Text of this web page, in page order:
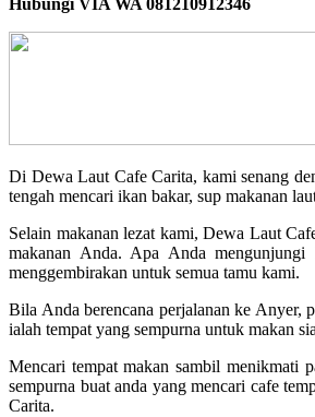
Hubungi VIA WA 081210912346
Di Dewa Laut Cafe Carita, kami senang
tengah mencari ikan bakar, sup makanan
Selain makanan lezat kami, Dewa Laut
makanan Anda. Apa Anda mengunjungi
menggembirakan untuk semua tamu kami.
Bila Anda berencana perjalanan ke Anyer,
ialah tempat yang sempurna untuk makan
Mencari tempat makan sambil menikmati
sempurna buat anda yang mencari cafe
Carita.